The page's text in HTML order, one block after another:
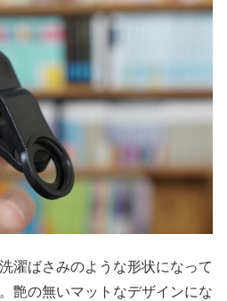
濯ばさみのような形状になって
艶の無いマットなデザインにな